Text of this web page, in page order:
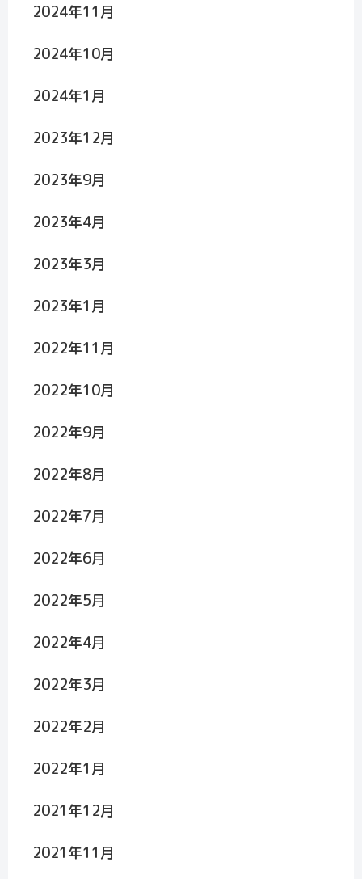
2024年11月
2024年10月
2024年1月
2023年12月
2023年9月
2023年4月
2023年3月
2023年1月
2022年11月
2022年10月
2022年9月
2022年8月
2022年7月
2022年6月
2022年5月
2022年4月
2022年3月
2022年2月
2022年1月
2021年12月
2021年11月